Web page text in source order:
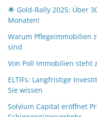
🌟 Gold-Rally 2025: Über
Monaten!
Warum Pflegeimmobilien
sind
Von Poll Immobilien steht
ELTIFs: Langfristige
Sie wissen
Solvium Capital eröffnet